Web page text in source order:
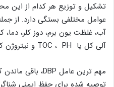
تشکیل و توزیع هر کدام از این
عوامل مختلفی بستگی دارد. از
آلی کل یا TOC ، PH و نیتروژن کل یا TN اشاره کرد.
توصیه شده برای حفظ ایمنی